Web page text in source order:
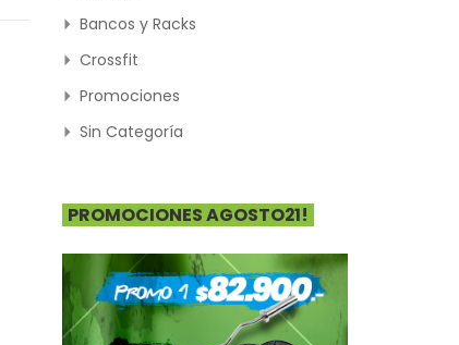
Bancos y Racks
Crossfit
Promociones
Sin Categoría
PROMOCIONES AGOSTO21!